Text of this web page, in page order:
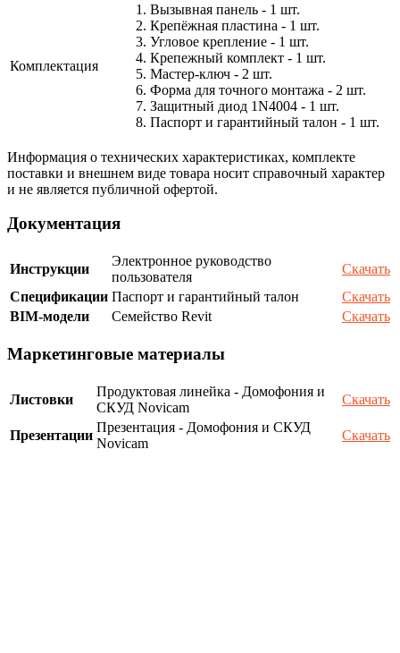
Комплектация
1. Вызывная панель - 1 шт.
2. Крепёжная пластина - 1 шт.
3. Угловое крепление - 1 шт.
4. Крепежный комплект - 1 шт.
5. Мастер-ключ - 2 шт.
6. Форма для точного монтажа - 2 шт.
7. Защитный диод 1N4004 - 1 шт.
8. Паспорт и гарантийный талон - 1 шт.
Информация о технических характеристиках, комплекте
поставки и внешнем виде товара носит справочный характер
и не является публичной офертой.
Документация
Инструкции
Электронное руководство
пользователя
Скачать
Спецификации Паспорт и гарантийный талон
Скачать
BIM-модели
Семейство Revit Скачать
Маркетинговые материалы
Листовки
Продуктовая линейка - Домофония и
СКУД Novicam
Скачать
Презентации
Презентация - Домофония и СКУД
Novicam
Скачать